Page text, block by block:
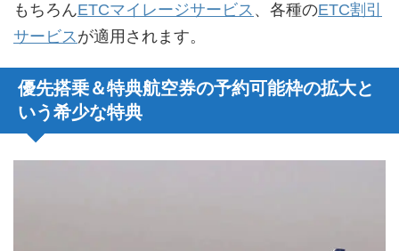
もちろんETCマイレージサービス 、各種のETC割引
サービスが適用されます。
優先搭乗＆特典航空券の予約可能枠の拡大と
いう希少な特典